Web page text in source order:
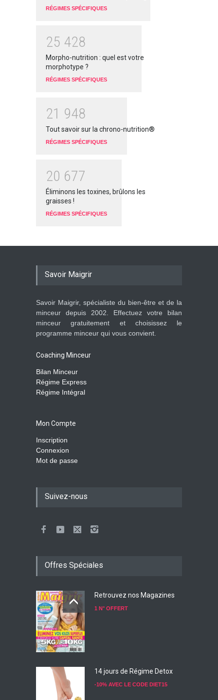
RÉGIMES SPÉCIFIQUES
25 428
Morpho-nutrition : quel est votre
morphotype ?
RÉGIMES SPÉCIFIQUES
21 948
Tout savoir sur la chrono-nutrition®
RÉGIMES SPÉCIFIQUES
20 677
Éliminons les toxines, brûlons les
graisses !
RÉGIMES SPÉCIFIQUES
Savoir Maigrir
Savoir Maigrir, spécialiste du bien-être et de la
minceur depuis 2002. Effectuez votre bilan
minceur gratuitement et choisissez le
programme minceur qui vous convient.
Coaching Minceur
Bilan Minceur
Régime Express
Régime Intégral
Mon Compte
Inscription
Connexion
Mot de passe
Suivez-nous
Offres Spéciales
Retrouvez nos Magazines
1 N° OFFERT
14 jours de Régime Detox
-10% AVEC LE CODE DIET15